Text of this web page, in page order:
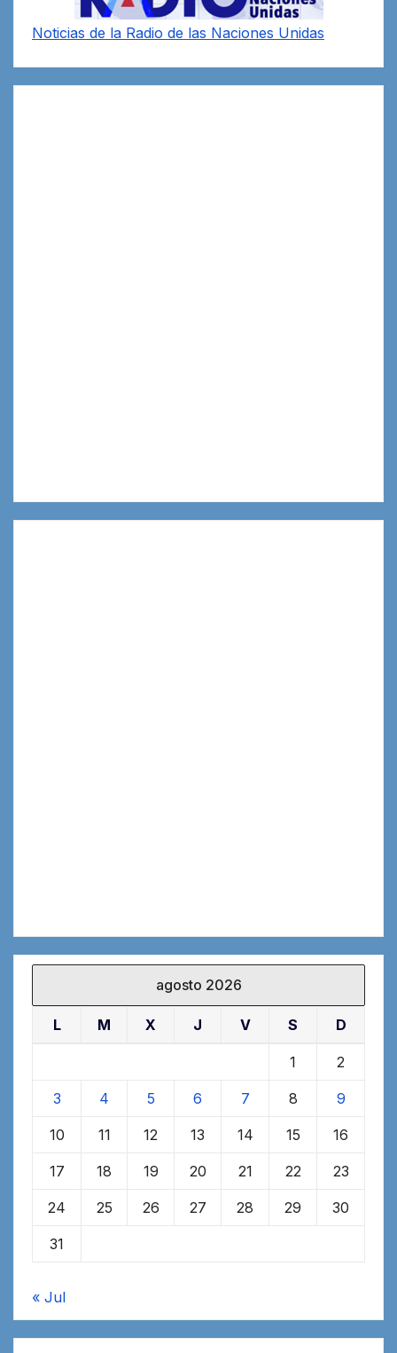
Noticias de la Radio de las Naciones Unidas
agosto 2026
L M X J V S D
1 2
3 4 5 6 7 8 9
10 11 12 13 14 15 16
17 18 19 20 21 22 23
24 25 26 27 28 29 30
31
« Jul